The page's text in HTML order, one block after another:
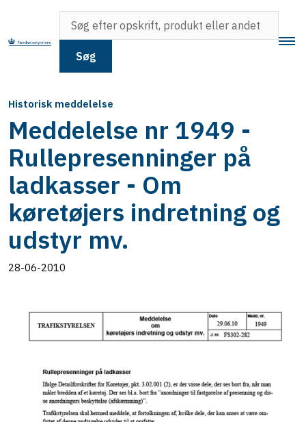
Søg
Historisk meddelelse
Meddelelse nr 1949 -
Rullepresenninger på
ladkasser - Om
køretøjers indretning og
udstyr mv.
28-06-2010